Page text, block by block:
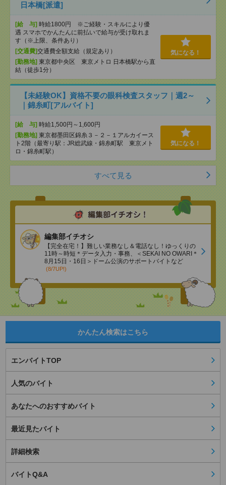
日本橋[派遣]
[給 与] 時給1800円 ※ご経験・スキルにより優
遇 スマホでかんたんに前払いで給与が受け取れま
す（※上限、条件あり）
[交通費]交通費全額支給（規定あり）
[勤務地] 東京都中央区 東京メトロ 日本橋駅から直
結（徒歩1分）
気になる！
【未経験OK】資格不要の眼科検査スタッフ｜週2～
｜錦糸町[アルバイト]
[給 与] 時給1,500円～1,600円
[勤務地] 東京都墨田区錦糸３－２－１アルカイース
ト2階（最寄り駅：JR総武線・錦糸町駅 東京メト
ロ・錦糸町駅）
気になる！
すべて見る
編集部イチオシ
【完全在宅！】難しい業務なし＆電話なし！ゆっくりの
11時～時短＊データ入力・事務、＜SEKAI NO OWARI＊
8月15日・16日＞ドーム公演のサポートバイトなど
(8/7UP!)
かんたん検索はこちら
エンバイトTOP
人気のバイト
あなたへのおすすめバイト
最近見たバイト
詳細検索
バイトQ&A